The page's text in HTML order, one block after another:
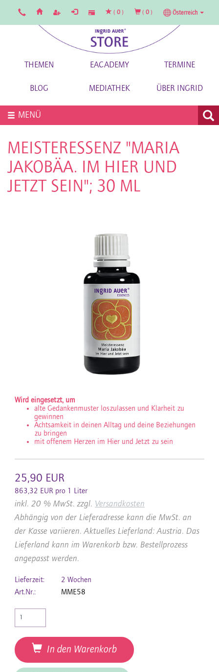
( 0 ) ( 0 ) Österreich
THEMEN EACADEMY TERMINE
BLOG MEDIATHEK ÜBER INGRID
MENÜ
MEISTERESSENZ "MARIA
JAKOBÄA. IM HIER UND
JETZT SEIN"; 30 ML
Wird eingesetzt, um
alte Gedankenmuster loszulassen und Klarheit zu
gewinnen
Achtsamkeit in deinen Alltag und deine Beziehungen
zu bringen
mit offenem Herzen im Hier und Jetzt zu sein
25,90 EUR
863,32 EUR pro 1 Liter
inkl. 20 % MwSt. zzgl. Versandkosten
Abhängig von der Lieferadresse kann die MwSt. an
der Kasse variieren. Aktuelles Lieferland: Austria. Das
Lieferland kann im Warenkorb bzw. Bestellprozess
angepasst werden.
Lieferzeit:
2 Wochen
Art.Nr.:
MME58
In den Warenkorb